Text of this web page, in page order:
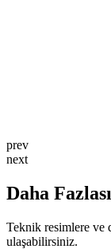
prev
next
Daha Fazlası
Teknik resimlere ve
ulaşabilirsiniz.